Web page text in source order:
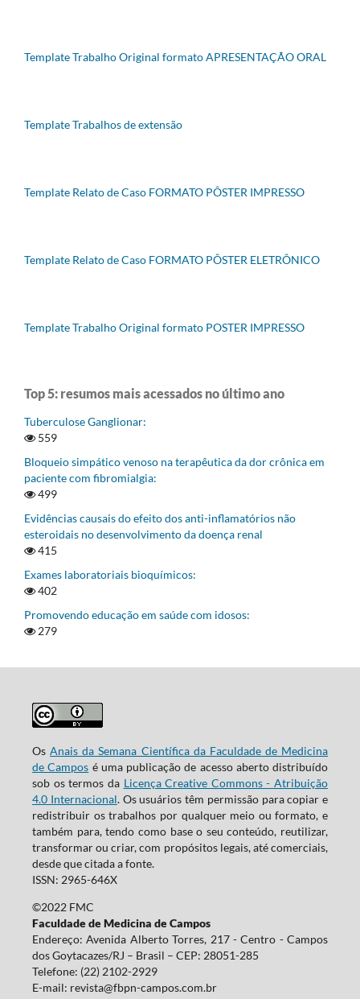
Template Trabalho Original formato APRESENTAÇÃO ORAL
Template Trabalhos de extensão
Template Relato de Caso FORMATO PÔSTER IMPRESSO
Template Relato de Caso FORMATO PÔSTER ELETRÔNICO
Template Trabalho Original formato POSTER IMPRESSO
Top 5: resumos mais acessados no último ano
Tuberculose Ganglionar:
559
Bloqueio simpático venoso na terapêutica da dor crônica em
paciente com fibromialgia:
499
Evidências causais do efeito dos anti-inflamatórios não
esteroidais no desenvolvimento da doença renal
415
Exames laboratoriais bioquímicos:
402
Promovendo educação em saúde com idosos:
279
OsAnais da Semana Científica da Faculdade de Medicina
de Campos é uma publicação de acesso aberto distribuído
sob os termos da Licença Creative Commons - Atribuição
4.0 Internacional. Os usuários têm permissão para copiar e
redistribuir os trabalhos por qualquer meio ou formato, e
também para, tendo como base o seu conteúdo, reutilizar,
transformar ou criar, com propósitos legais, até comerciais,
desde que citada a fonte.
ISSN: 2965-646X
©2022 FMC
Faculdade de Medicina de Campos
Endereço: Avenida Alberto Torres, 217 - Centro - Campos
dos Goytacazes/RJ – Brasil – CEP: 28051-285
Telefone: (22) 2102-2929
E-mail: revista@fbpn-campos.com.br